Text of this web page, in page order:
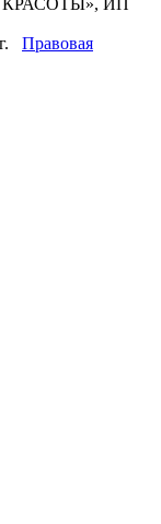
КРАСОТЫ», ИП
Правовая